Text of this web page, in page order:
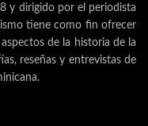
y dirigido por el periodista
tiene como fin ofrecer
de la historia de la
reseñas y entrevistas de